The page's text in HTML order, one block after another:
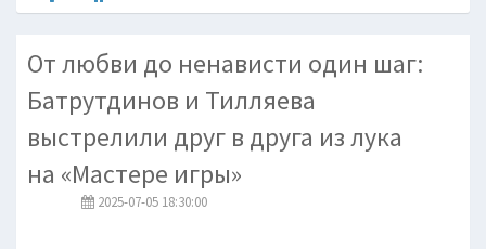
От любви до ненависти один шаг:
Батрутдинов и Тилляева
выстрелили друг в друга из лука
на «Мастере игры»
2025-07-05 18:30:00